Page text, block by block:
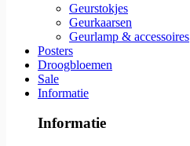
Geurstokjes
Geurkaarsen
Geurlamp & accessoires
Posters
Droogbloemen
Sale
Informatie
Informatie